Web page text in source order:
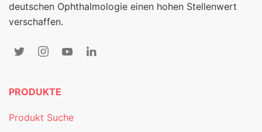
deutschen Ophthalmologie einen hohen Stellenwert
verschaffen.
PRODUKTE
Produkt Suche